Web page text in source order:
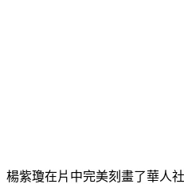
楊紫瓊在片中完美刻畫了華人